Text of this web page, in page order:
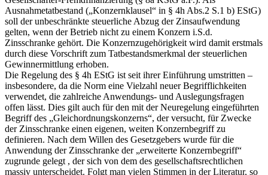
Ausnahmetatbestand („Konzernklausel“ in § 4h Abs.2 S.1 b) EStG)
soll der unbeschränkte steuerliche Abzug der Zinsaufwendung
gelten, wenn der Betrieb nicht zu einem Konzern i.S.d.
Zinsschranke gehört. Die Konzernzugehörigkeit wird damit erstmals
durch diese Vorschrift zum Tatbestandsmerkmal der steuerlichen
Gewinnermittlung erhoben.
Die Regelung des § 4h EStG ist seit ihrer Einführung umstritten –
insbesondere, da die Norm eine Vielzahl neuer Begrifflichkeiten
verwendet, die zahlreiche Anwendungs- und Auslegungsfragen
offen lässt. Dies gilt auch für den mit der Neuregelung eingeführten
Begriff des „Gleichordnungskonzerns“, der versucht, für Zwecke
der Zinsschranke einen eigenen, weiten Konzernbegriff zu
definieren. Nach dem Willen des Gesetzgebers wurde für die
Anwendung der Zinsschranke der „erweiterte Konzernbegriff“
zugrunde gelegt , der sich von dem des gesellschaftsrechtlichen
massiv unterscheidet. Folgt man vielen Stimmen in der Literatur, so